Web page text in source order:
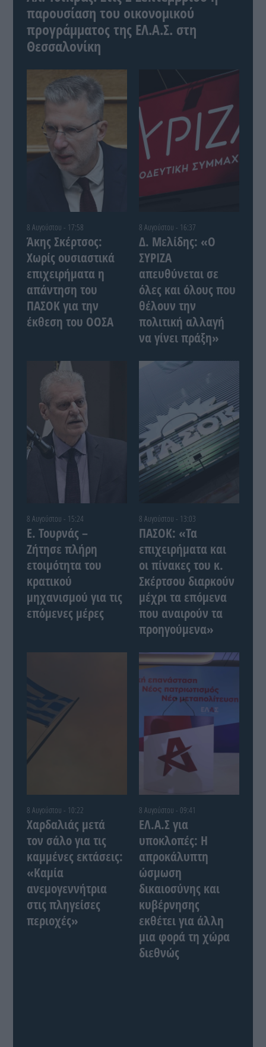
παρουσίαση του οικονομικού
προγράμματος της ΕΛ.Α.Σ. στη
Θεσσαλονίκη
8 Αυγούστου - 17:58
Άκης Σκέρτσος:
Χωρίς ουσιαστικά
επιχειρήματα η
απάντηση του
ΠΑΣΟΚ για την
έκθεση του ΟΟΣΑ
8 Αυγούστου - 16:37
Δ. Μελίδης: «Ο
ΣΥΡΙΖΑ
απευθύνεται σε
όλες και όλους που
θέλουν την
πολιτική αλλαγή
να γίνει πράξη»
8 Αυγούστου - 15:24
Ε. Τουρνάς –
Ζήτησε πλήρη
ετοιμότητα του
κρατικού
μηχανισμού για τις
επόμενες μέρες
8 Αυγούστου - 13:03
ΠΑΣΟΚ: «Τα
επιχειρήματα και
οι πίνακες του κ.
Σκέρτσου διαρκούν
μέχρι τα επόμενα
που αναιρούν τα
προηγούμενα»
8 Αυγούστου - 10:22
Χαρδαλιάς μετά
τον σάλο για τις
καμμένες εκτάσεις:
«Καμία
ανεμογεννήτρια
στις πληγείσες
περιοχές»
8 Αυγούστου - 09:41
ΕΛ.Α.Σ για
υποκλοπές: Η
απροκάλυπτη
ώσμωση
δικαιοσύνης και
κυβέρνησης
εκθέτει για άλλη
μια φορά τη χώρα
διεθνώς